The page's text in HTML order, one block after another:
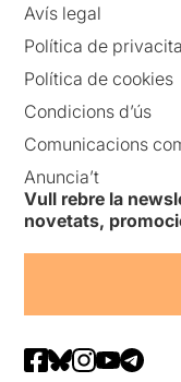
Avís legal
Política de
Política de cookies
Condicions d’ús
Comunicacions
Anuncia’t
Vull rebre la
novetats,